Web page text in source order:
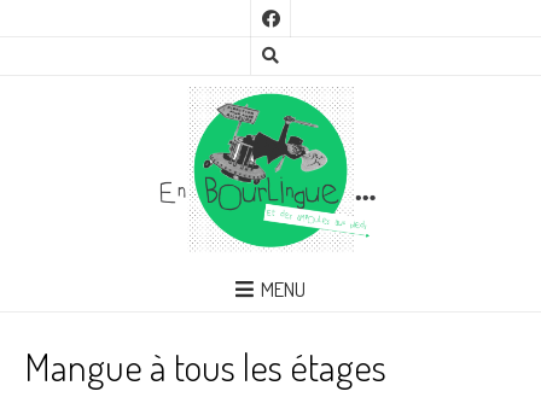
MENU
Mangue à tous les étages